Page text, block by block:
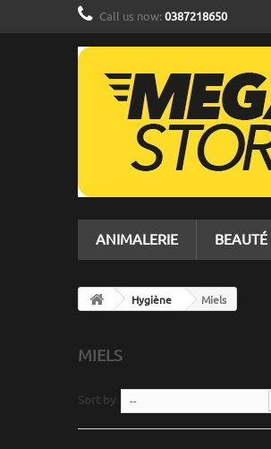
Call us now: 0387218650
ANIMALERIE BEAUTÉ
Hygiène Miels
MIELS
Sort by --